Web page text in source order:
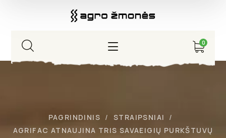
0
PAGRINDINIS
STRAIPSNIAI
AGRIFAC ATNAUJINA TRIS SAVAEIGIŲ PURKŠTUVŲ